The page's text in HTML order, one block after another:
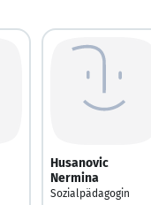
Husanovic
Nermina
Sozialpädagogin